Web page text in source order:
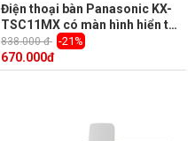
Điện thoại bàn Panasonic KX-
TSC11MX có màn hình hiển thị
số
838.000 đ -21%
670.000đ